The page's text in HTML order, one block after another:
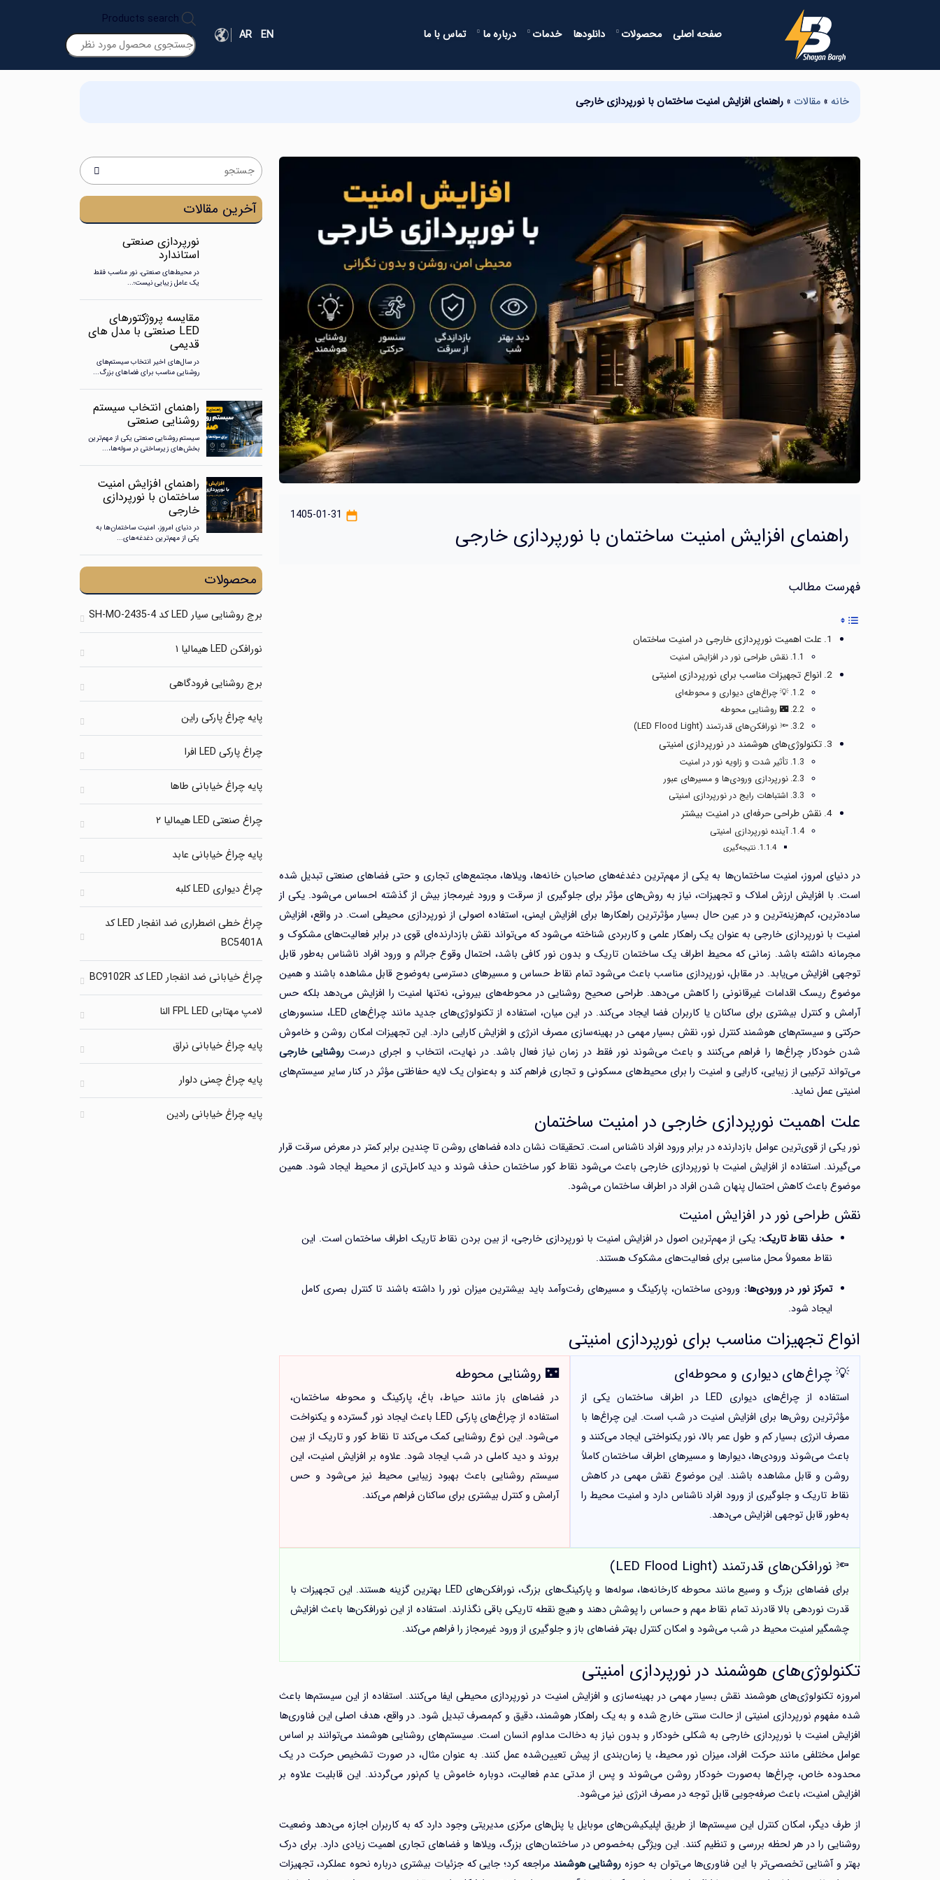
صفحه اصلی محصولات دانلودها خدمات درباره ما تماس با ما EN
AR
Products search
خانه » مقالات » راهنمای افزایش امنیت ساختمان با نورپردازی خارجی
راهنمای افزایش امنیت ساختمان با نورپردازی خارجی
فهرست مطالب
علت اهمیت نورپردازی خارجی در امنیت ساختمان
نقش طراحی نور در افزایش امنیت
انواع تجهیزات مناسب برای نورپردازی امنیتی
💡 چراغ‌های دیواری و محوطه‌ای
🌃 روشنایی محوطه
🔦 نورافکن‌های قدرتمند (LED Flood Light)
تکنولوژی‌های هوشمند در نورپردازی امنیتی
تأثیر شدت و زاویه نور در امنیت
نورپردازی ورودی‌ها و مسیرهای عبور
اشتباهات رایج در نورپردازی امنیتی
نقش طراحی حرفه‌ای در امنیت بیشتر
آینده نورپردازی امنیتی
نتیجه‌گیری
در دنیای امروز، امنیت ساختمان‌ها به یکی از مهم‌ترین دغدغه‌های صاحبان خانه‌ها، ویلاها، مجتمع‌های تجاری و حتی فضاهای صنعتی تبدیل شده
است. با افزایش ارزش املاک و تجهیزات، نیاز به روش‌های مؤثر برای جلوگیری از سرقت و ورود غیرمجاز بیش از گذشته احساس می‌شود. یکی از
ساده‌ترین، کم‌هزینه‌ترین و در عین حال بسیار مؤثرترین راهکارها برای افزایش ایمنی، استفاده اصولی از نورپردازی محیطی است. در واقع، افزایش
امنیت با نورپردازی خارجی به عنوان یک راهکار علمی و کاربردی شناخته می‌شود که می‌تواند نقش بازدارنده‌ای قوی در برابر فعالیت‌های مشکوک و
مجرمانه داشته باشد. زمانی که محیط اطراف یک ساختمان تاریک و بدون نور کافی باشد، احتمال وقوع جرائم و ورود افراد ناشناس به‌طور قابل
توجهی افزایش می‌یابد. در مقابل، نورپردازی مناسب باعث می‌شود تمام نقاط حساس و مسیرهای دسترسی به‌وضوح قابل مشاهده باشند و همین
موضوع ریسک اقدامات غیرقانونی را کاهش می‌دهد. طراحی صحیح روشنایی در محوطه‌های بیرونی، نه‌تنها امنیت را افزایش می‌دهد بلکه حس
آرامش و کنترل بیشتری برای ساکنان یا کاربران فضا ایجاد می‌کند. در این میان، استفاده از تکنولوژی‌های جدید مانند چراغ‌های LED، سنسورهای
حرکتی و سیستم‌های هوشمند کنترل نور، نقش بسیار مهمی در بهینه‌سازی مصرف انرژی و افزایش کارایی دارد. این تجهیزات امکان روشن و خاموش
شدن خودکار چراغ‌ها را فراهم می‌کنند و باعث می‌شوند نور فقط در زمان نیاز فعال باشد. در نهایت، انتخاب و اجرای درست روشنایی خارجی
می‌تواند ترکیبی از زیبایی، کارایی و امنیت را برای محیط‌های مسکونی و تجاری فراهم کند و به‌عنوان یک لایه حفاظتی مؤثر در کنار سایر سیستم‌های
امنیتی عمل نماید.
علت اهمیت نورپردازی خارجی در امنیت ساختمان
نور یکی از قوی‌ترین عوامل بازدارنده در برابر ورود افراد ناشناس است. تحقیقات نشان داده فضاهای روشن تا چندین برابر کمتر در معرض سرقت قرار
می‌گیرند. استفاده از افزایش امنیت با نورپردازی خارجی باعث می‌شود نقاط کور ساختمان حذف شوند و دید کامل‌تری از محیط ایجاد شود. همین
موضوع باعث کاهش احتمال پنهان شدن افراد در اطراف ساختمان می‌شود.
نقش طراحی نور در افزایش امنیت
حذف نقاط تاریک: یکی از مهم‌ترین اصول در افزایش امنیت با نورپردازی خارجی، از بین بردن نقاط تاریک اطراف ساختمان است. این
نقاط معمولاً محل مناسبی برای فعالیت‌های مشکوک هستند.
تمرکز نور در ورودی‌ها: ورودی ساختمان، پارکینگ و مسیرهای رفت‌وآمد باید بیشترین میزان نور را داشته باشند تا کنترل بصری کامل
ایجاد شود.
انواع تجهیزات مناسب برای نورپردازی امنیتی
💡 چراغ‌های دیواری و محوطه‌ای
استفاده از چراغ‌های دیواری LED در اطراف ساختمان یکی از
مؤثرترین روش‌ها برای افزایش امنیت در شب است. این چراغ‌ها با
مصرف انرژی بسیار کم و طول عمر بالا، نور یکنواختی ایجاد می‌کنند و
باعث می‌شوند ورودی‌ها، دیوارها و مسیرهای اطراف ساختمان کاملاً
روشن و قابل مشاهده باشند. این موضوع نقش مهمی در کاهش
نقاط تاریک و جلوگیری از ورود افراد ناشناس دارد و امنیت محیط را
به‌طور قابل توجهی افزایش می‌دهد.
🌃 روشنایی محوطه
در فضاهای باز مانند حیاط، باغ، پارکینگ و محوطه ساختمان،
استفاده از چراغ‌های پارکی LED باعث ایجاد نور گسترده و یکنواخت
می‌شود. این نوع روشنایی کمک می‌کند تا نقاط کور و تاریک از بین
بروند و دید کاملی در شب ایجاد شود. علاوه بر افزایش امنیت، این
سیستم روشنایی باعث بهبود زیبایی محیط نیز می‌شود و حس
آرامش و کنترل بیشتری برای ساکنان فراهم می‌کند.
🔦 نورافکن‌های قدرتمند (LED Flood Light)
برای فضاهای بزرگ و وسیع مانند محوطه کارخانه‌ها، سوله‌ها و پارکینگ‌های بزرگ، نورافکن‌های LED بهترین گزینه هستند. این تجهیزات با
قدرت نوردهی بالا قادرند تمام نقاط مهم و حساس را پوشش دهند و هیچ نقطه تاریکی باقی نگذارند. استفاده از این نورافکن‌ها باعث افزایش
چشمگیر امنیت محیط در شب می‌شود و امکان کنترل بهتر فضاهای باز و جلوگیری از ورود غیرمجاز را فراهم می‌کند.
تکنولوژی‌های هوشمند در نورپردازی امنیتی
امروزه تکنولوژی‌های هوشمند نقش بسیار مهمی در بهینه‌سازی و افزایش امنیت در نورپردازی محیطی ایفا می‌کنند. استفاده از این سیستم‌ها باعث
شده مفهوم نورپردازی امنیتی از حالت سنتی خارج شده و به یک راهکار هوشمند، دقیق و کم‌مصرف تبدیل شود. در واقع، هدف اصلی این فناوری‌ها
افزایش امنیت با نورپردازی خارجی به شکلی خودکار و بدون نیاز به دخالت مداوم انسان است. سیستم‌های روشنایی هوشمند می‌توانند بر اساس
عوامل مختلفی مانند حرکت افراد، میزان نور محیط، یا زمان‌بندی از پیش تعیین‌شده عمل کنند. به عنوان مثال، در صورت تشخیص حرکت در یک
محدوده خاص، چراغ‌ها به‌صورت خودکار روشن می‌شوند و پس از مدتی عدم فعالیت، دوباره خاموش یا کم‌نور می‌گردند. این قابلیت علاوه بر
افزایش امنیت، باعث صرفه‌جویی قابل توجه در مصرف انرژی نیز می‌شود.
از طرف دیگر، امکان کنترل این سیستم‌ها از طریق اپلیکیشن‌های موبایل یا پنل‌های مرکزی مدیریتی وجود دارد که به کاربران اجازه می‌دهد وضعیت
روشنایی را در هر لحظه بررسی و تنظیم کنند. این ویژگی به‌خصوص در ساختمان‌های بزرگ، ویلاها و فضاهای تجاری اهمیت زیادی دارد. برای درک
بهتر و آشنایی تخصصی‌تر با این فناوری‌ها می‌توان به حوزه روشنایی هوشمند مراجعه کرد؛ جایی که جزئیات بیشتری درباره نحوه عملکرد، تجهیزات
آخرین مقالات
نورپردازی صنعتی
استاندارد
در محیط‌های صنعتی، نور مناسب فقط
یک عامل زیبایی نیست؛...
مقایسه پروژکتورهای
LED صنعتی با مدل های
قدیمی
در سال‌های اخیر انتخاب سیستم‌های
روشنایی مناسب برای فضاهای بزرگ...
راهنمای انتخاب سیستم
روشنایی صنعتی
سیستم روشنایی صنعتی یکی از مهم‌ترین
بخش‌های زیرساختی در سوله‌ها،...
راهنمای افزایش امنیت
ساختمان با نورپردازی
خارجی
در دنیای امروز، امنیت ساختمان‌ها به
یکی از مهم‌ترین دغدغه‌های...
محصولات
برج روشنایی سیار LED کد SH-MO-2435-4
نورافکن LED هیمالیا ۱
برج روشنایی فرودگاهی
پایه چراغ پارکی راین
چراغ پارکی LED افرا
پایه چراغ خیابانی طاها
چراغ صنعتی LED هیمالیا ۲
پایه چراغ خیابانی عابد
چراغ دیواری LED کلبه
چراغ خطی اضطراری ضد انفجار LED کد
BC5401A
چراغ خیابانی ضد انفجار LED کد BC9102R
لامپ مهتابی FPL LED النا
پایه چراغ خیابانی نراق
پایه چراغ چمنی دلوار
پایه چراغ خیابانی رادین